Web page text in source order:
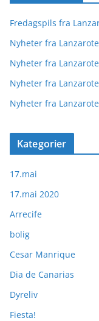
Fredagspils fra
Nyheter fra
Nyheter fra
Nyheter fra
Nyheter fra
Kategorier
17.mai
17.mai 2020
Arrecife
bolig
Cesar Manrique
Dia de Canarias
Dyreliv
Fiesta!